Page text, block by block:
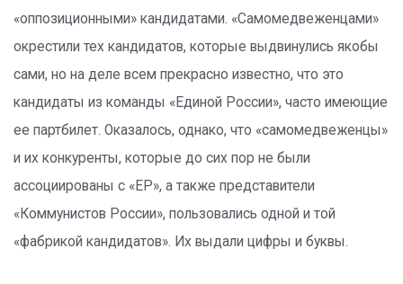
«оппозиционными» кандидатами. «Самомедвеженцами»
окрестили тех кандидатов, которые выдвинулись якобы
сами, но на деле всем прекрасно известно, что это
кандидаты из команды «Единой России», часто имеющие
ее партбилет. Оказалось, однако, что «самомедвеженцы»
и их конкуренты, которые до сих пор не были
ассоциированы с «ЕР», а также представители
«Коммунистов России», пользовались одной и той
«фабрикой кандидатов». Их выдали цифры и буквы.